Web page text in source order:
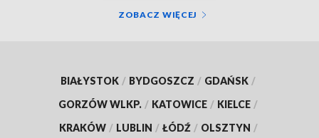
ZOBACZ WIĘCEJ
BIAŁYSTOK / BYDGOSZCZ / GDAŃSK /
GORZÓW WLKP. / KATOWICE / KIELCE /
KRAKÓW / LUBLIN / ŁÓDŹ / OLSZTYN /